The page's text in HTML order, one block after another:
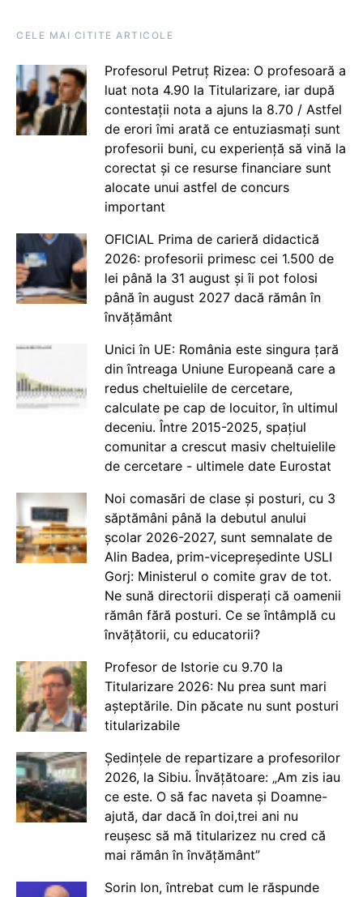
CELE MAI CITITE ARTICOLE
Profesorul Petruț Rizea: O profesoară a
luat nota 4.90 la Titularizare, iar după
contestații nota a ajuns la 8.70 / Astfel
de erori îmi arată ce entuziasmați sunt
profesorii buni, cu experiență să vină la
corectat și ce resurse financiare sunt
alocate unui astfel de concurs
important
OFICIAL Prima de carieră didactică
2026: profesorii primesc cei 1.500 de
lei până la 31 august și îi pot folosi
până în august 2027 dacă rămân în
învățământ
Unici în UE: România este singura țară
din întreaga Uniune Europeană care a
redus cheltuielile de cercetare,
calculate pe cap de locuitor, în ultimul
deceniu. Între 2015-2025, spațiul
comunitar a crescut masiv cheltuielile
de cercetare - ultimele date Eurostat
Noi comasări de clase și posturi, cu 3
săptămâni până la debutul anului
școlar 2026-2027, sunt semnalate de
Alin Badea, prim-vicepreședinte USLI
Gorj: Ministerul o comite grav de tot.
Ne sună directorii disperați că oamenii
rămân fără posturi. Ce se întâmplă cu
învățătorii, cu educatorii?
Profesor de Istorie cu 9.70 la
Titularizare 2026: Nu prea sunt mari
așteptările. Din păcate nu sunt posturi
titularizabile
Ședințele de repartizare a profesorilor
2026, la Sibiu. Învățătoare: „Am zis iau
ce este. O să fac naveta și Doamne-
ajută, dar dacă în doi,trei ani nu
reușesc să mă titularizez nu cred că
mai rămân în învățământ”
Sorin Ion, întrebat cum le răspunde